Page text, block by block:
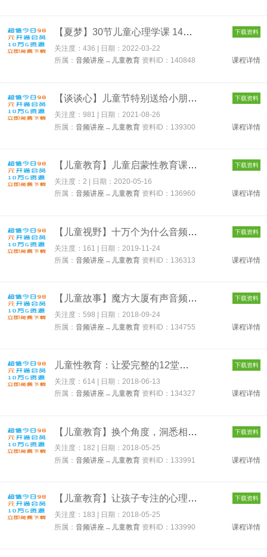
【夏梦】30节儿童心理学课 140848 下载资料
关注度：436 | 日期： 2022-03-22
所属：音频讲座→ 儿童教育 资料ID：140848 课程详情
【谈谈心】儿童节特别送给小朋友 139300 下载资料
关注度：981 | 日期：2021-08-26
所属：音频讲座→ 儿童教育 资料ID：139300 课程详情
【儿童教育】儿童启蒙性教育课小孩必看 136960 下载资料
关注度：2 | 日期：2020-05-16
所属：音频讲座→ 儿童教育 资料ID：136960 课程详情
【儿童视野】十万个为什么音频全套 136313 下载资料
关注度：161 | 日期： 2019-11-24
所属：音频讲座→ 儿童教育 资料ID：136313 课程详情
【儿童故事】魔方大厦有声音频 134755 下载资料
关注度：598 | 日期：2018-09-24
所属：音频讲座→ 儿童教育 资料ID：134755 课程详情
儿童性教育：让爱完整的12堂父母必修课 134327 下载资料
关注度：614 | 日期： 2018-06-13
所属：音频讲座→ 儿童教育 资料ID：134327 课程详情
【儿童教育】换个角度，洞悉相处之道 133991 下载资料
关注度：182 | 日期：2018-05-25
所属：音频讲座→ 儿童教育 资料ID：133991 课程详情
【儿童教育】让孩子专注的心理学 133990 下载资料
关注度：183 | 日期：2018-05-25
所属：音频讲座→ 儿童教育 资料ID：133990 课程详情